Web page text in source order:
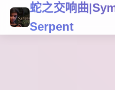
蛇之交响曲
Serpent